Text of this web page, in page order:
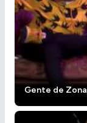
Gente de Zona